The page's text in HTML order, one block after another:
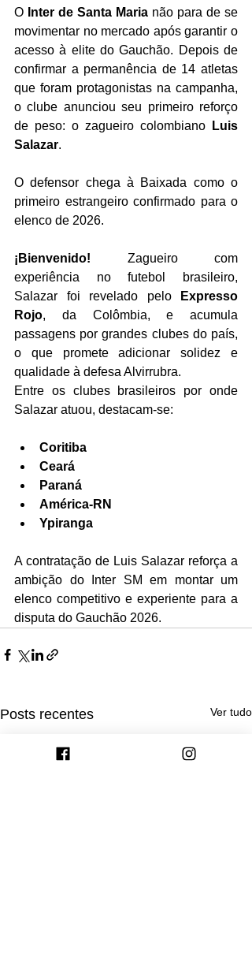
O Inter de Santa Maria não para de se
movimentar no mercado após garantir o
acesso à elite do Gauchão. Depois de
confirmar a permanência de 14 atletas
que foram protagonistas na campanha,
o clube anunciou seu primeiro reforço
de peso: o zagueiro colombiano
Luis
Salazar.
O defensor chega à Baixada como o
primeiro estrangeiro confirmado para o
elenco de 2026.
¡Bienvenido! Zagueiro com
experiência no futebol brasileiro,
Salazar foi revelado pelo
Expresso
Rojo, da Colômbia, e acumula
passagens por grandes clubes do país,
o que promete adicionar solidez e
qualidade à defesa Alvirrubra.
Entre os clubes brasileiros por onde
Salazar atuou, destacam-se:
Coritiba
Ceará
Paraná
América-RN
Ypiranga
A contratação de Luis Salazar reforça a
ambição do Inter SM em montar um
elenco competitivo e experiente para a
disputa do Gauchão 2026.
Posts recentes Ver tudo